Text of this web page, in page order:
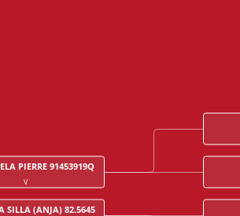
PIERRE 91453919Q
V
SILLA (ANJA) 82.5645